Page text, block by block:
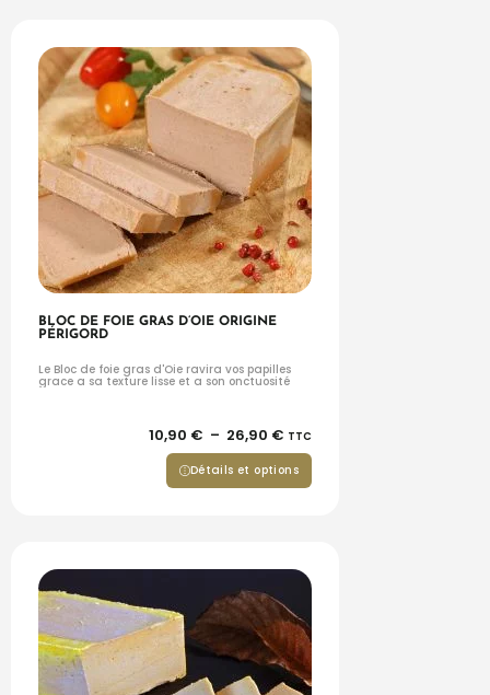
BLOC DE FOIE GRAS D’OIE ORIGINE
PÉRIGORD
Le Bloc de foie gras d'Oie ravira vos papilles
grace a sa texture lisse et a son onctuosité
10,90 € – 26,90 € TTC
Détails et options